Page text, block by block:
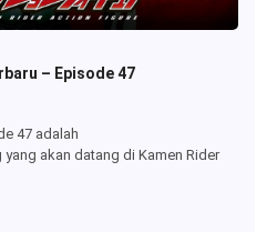
– Episode 47
47 adalah
akan datang di Kamen Rider